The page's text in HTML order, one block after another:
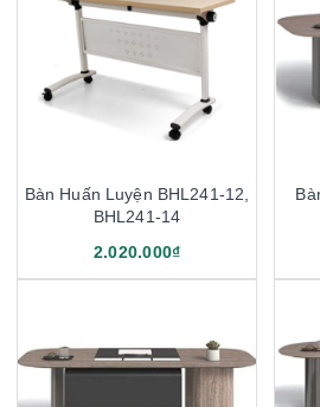
Bàn Huấn Luyện BHL241-12,
BHL241-14
2.020.000₫